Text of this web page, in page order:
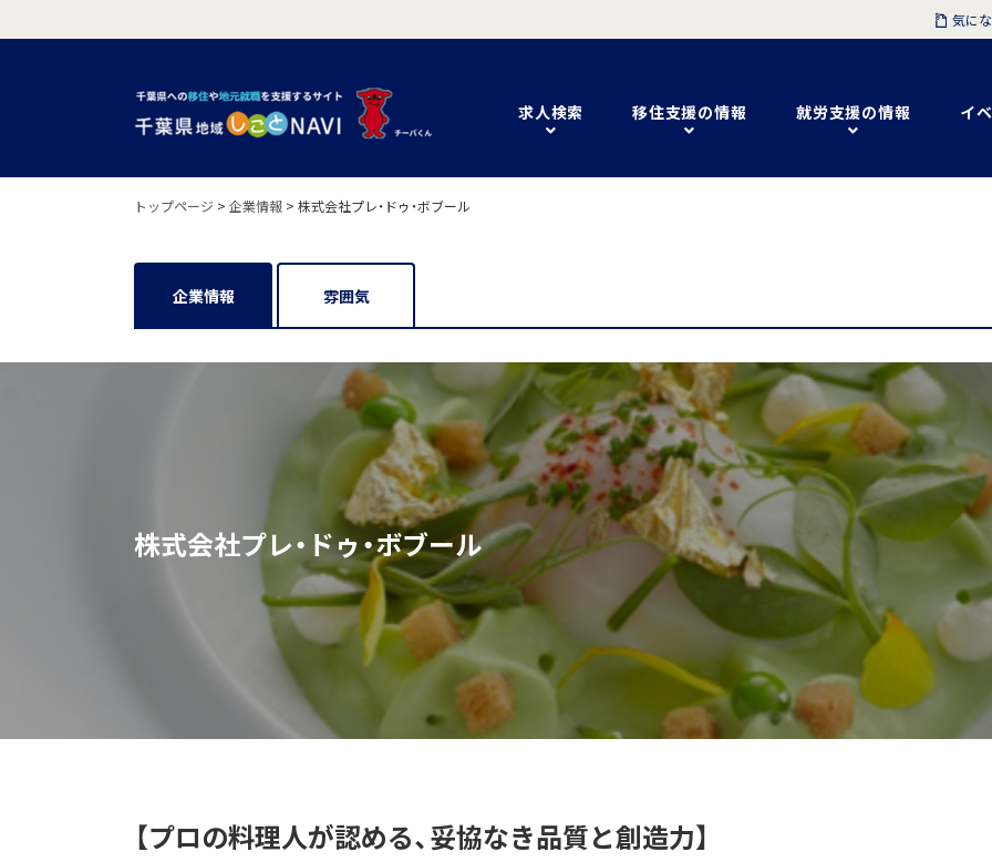
求人検索 移住支援の情報 就労支援の情報 イ
気に
トップページ > 企業情報 > 株式会社プレ・ドゥ・ボブール
企業情報 雰囲気
株式会社プレ・ドゥ・ボブール
【プロの料理人が認める、妥協なき品質と創造力】